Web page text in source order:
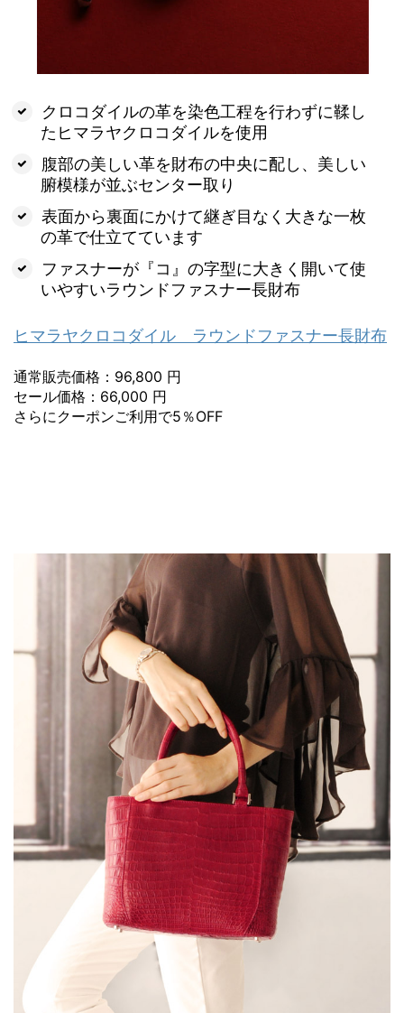
クロコダイルの革を染色工程を行わずに鞣し
たヒマラヤクロコダイルを使用
腹部の美しい革を財布の中央に配し、美しい
腑模様が並ぶセンター取り
表面から裏面にかけて継ぎ目なく大きな一枚
の革で仕立てています
ファスナーが『コ』の字型に大きく開いて使
いやすいラウンドファスナー長財布
ヒマラヤクロコダイル ラウンドファスナー長財布
通常販売価格：96,800 円
セール価格：66,000 円
さらにクーポンご利用で5％OFF